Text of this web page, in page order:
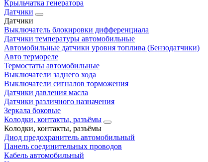
Крыльчатка генератора
Датчики
Датчики
Выключатель блокировки дифференциала
Датчики температуры автомобильные
Автомобильные датчики уровня топлива (Бензодатчики)
Авто термореле
Термостаты автомобильные
Выключатели заднего хода
Выключатели сигналов торможения
Датчики давления масла
Датчики различного назначения
Зеркала боковые
Колодки, контакты, разъёмы
Колодки, контакты, разъёмы
Диод предохранитель автомобильный
Панель соединительных проводов
Кабель автомобильный